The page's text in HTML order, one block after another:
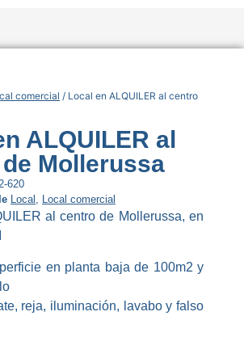
comercial / Local en ALQUILER al centro
ALQUILER al
Mollerussa
620
Local , Local comercial
al centro de Mollerussa, en
en planta baja de 100m2 y
reja, iluminación, lavabo y falso